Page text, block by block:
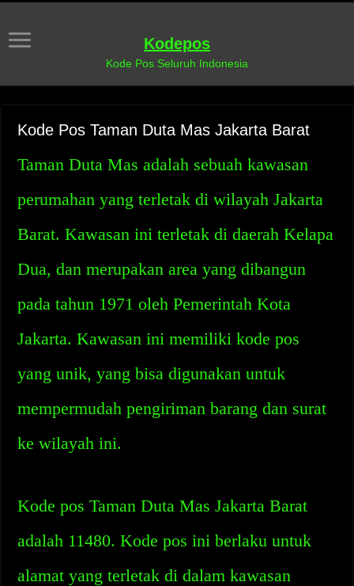
Kodepos
Kode Pos Seluruh Indonesia
Kode Pos Taman Duta Mas Jakarta Barat
Taman Duta Mas adalah sebuah kawasan
perumahan yang terletak di wilayah Jakarta
Barat. Kawasan ini terletak di daerah Kelapa
Dua, dan merupakan area yang dibangun
pada tahun 1971 oleh Pemerintah Kota
Jakarta. Kawasan ini memiliki kode pos
yang unik, yang bisa digunakan untuk
mempermudah pengiriman barang dan surat
ke wilayah ini.
Kode pos Taman Duta Mas Jakarta Barat
adalah 11480. Kode pos ini berlaku untuk
alamat yang terletak di dalam kawasan